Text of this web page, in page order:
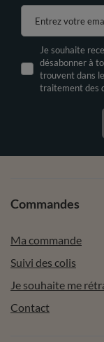
Entrez votre
Je souhaite
désabonner à
trouvent dans
traitement des
Commandes
Ma commande
Suivi des colis
Je souhaite me
Contact